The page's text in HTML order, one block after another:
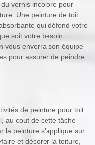
vernis incolore pour
Une peinture de toit
qui défend votre
soit votre besoin
vous enverra son équipe
pour assurer de peindre
de peinture pour toit
au cout de cette tâche
la peinture s’applique sur
et décorer la toiture,